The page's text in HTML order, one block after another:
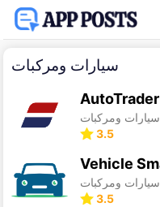
سيارات ومركبات
سيارات ومركبات
3.5
سيارات ومركبات
3.5